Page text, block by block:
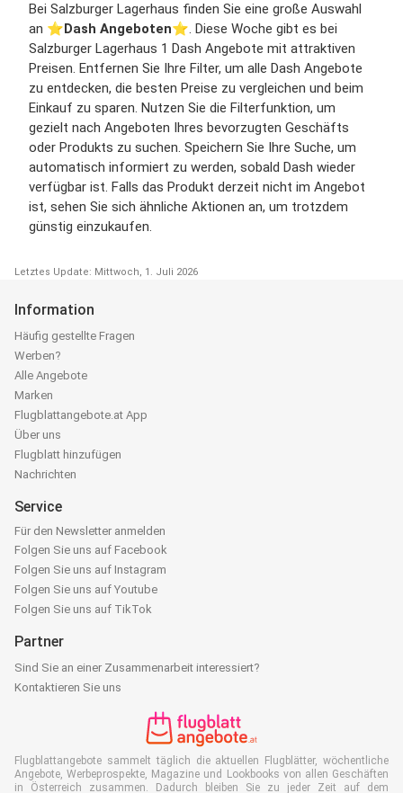
Bei Salzburger Lagerhaus finden Sie eine große Auswahl
an ⭐️Dash Angeboten⭐️. Diese Woche gibt es bei
Salzburger Lagerhaus 1 Dash Angebote mit attraktiven
Preisen. Entfernen Sie Ihre Filter, um alle Dash Angebote
zu entdecken, die besten Preise zu vergleichen und beim
Einkauf zu sparen. Nutzen Sie die Filterfunktion, um
gezielt nach Angeboten Ihres bevorzugten Geschäfts
oder Produkts zu suchen. Speichern Sie Ihre Suche, um
automatisch informiert zu werden, sobald Dash wieder
verfügbar ist. Falls das Produkt derzeit nicht im Angebot
ist, sehen Sie sich ähnliche Aktionen an, um trotzdem
günstig einzukaufen.
Letztes Update: Mittwoch, 1. Juli 2026
Information
Häufig gestellte Fragen
Werben?
Alle Angebote
Marken
Flugblattangebote.at App
Über uns
Flugblatt hinzufügen
Nachrichten
Service
Für den Newsletter anmelden
Folgen Sie uns auf Facebook
Folgen Sie uns auf Instagram
Folgen Sie uns auf Youtube
Folgen Sie uns auf TikTok
Partner
Sind Sie an einer Zusammenarbeit interessiert?
Kontaktieren Sie uns
Flugblattangebote sammelt täglich die aktuellen Flugblätter, wöchentliche
Angebote, Werbeprospekte, Magazine und Lookbooks von allen Geschäften
in Österreich zusammen. Dadurch bleiben Sie zu jeder Zeit auf dem